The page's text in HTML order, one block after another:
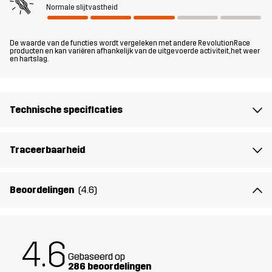
nat weer, dan voldoet de Arcade 3L Lightweight Jacket aan al je
Het model is 182 cm weegt 85 kg en draagt L
Materiaal 100% Polyamide (Gerecycled)
Materiaal
100% Polyamide
Membraan
Waterkolom: 15 000 mm
Gewicht
Normale slijtvastheid
De waarde van de functies wordt vergeleken met andere RevolutionRace
producten en kan variëren afhankelijk van de uitgevoerde activiteit, het weer
en hartslag.
Technische specificaties
Traceerbaarheid
Beoordelingen (4.6)
4.6 Gebaseerd op
286 beoordelingen